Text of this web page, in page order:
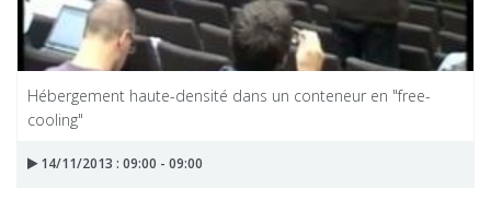
Hébergement haute-densité dans un conteneur en "free-
cooling"
14/11/2013 : 09:00 - 09:00